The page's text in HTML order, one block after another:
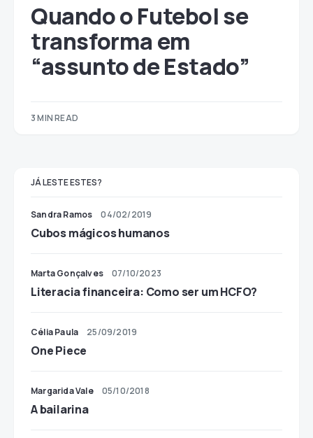
Quando o Futebol se
transforma em
“assunto de Estado”
3 MIN READ
JÁ LESTE ESTES?
Sandra Ramos 04/02/2019
Cubos mágicos humanos
Marta Gonçalves 07/10/2023
Literacia financeira: Como ser um HCFO?
Célia Paula 25/09/2019
One Piece
Margarida Vale 05/10/2018
A bailarina